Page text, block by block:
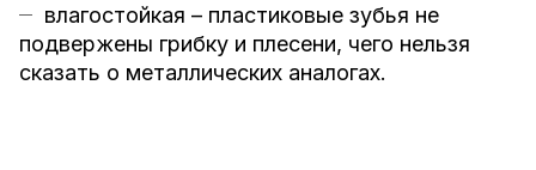
влагостойкая – пластиковые зубья не
подвержены грибку и плесени, чего нельзя
сказать о металлических аналогах.